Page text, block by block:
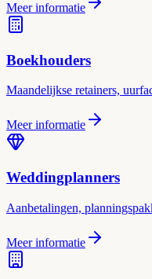
Meer informatie
Boekhouders
Maandelijkse retainers,
Meer informatie
Weddingplanners
Aanbetalingen,
Meer informatie